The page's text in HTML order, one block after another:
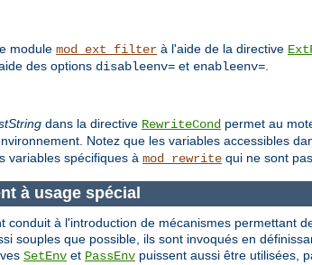
module mod_ext_filter à l'aide de la directive
des options disableenv= et enableenv=
dans la directive RewriteCond permet au
Notez que les variables accessibles
variables spécifiques à mod_rewrite qui ne sont
à usage spécial
conduit à l'introduction de mécanismes permettant
souples que possible, ils sont invoqués en
SetEnv et PassEnv puissent aussi être utilisées,